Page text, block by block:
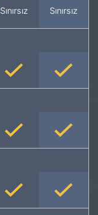
Sınırsız Sınırsız